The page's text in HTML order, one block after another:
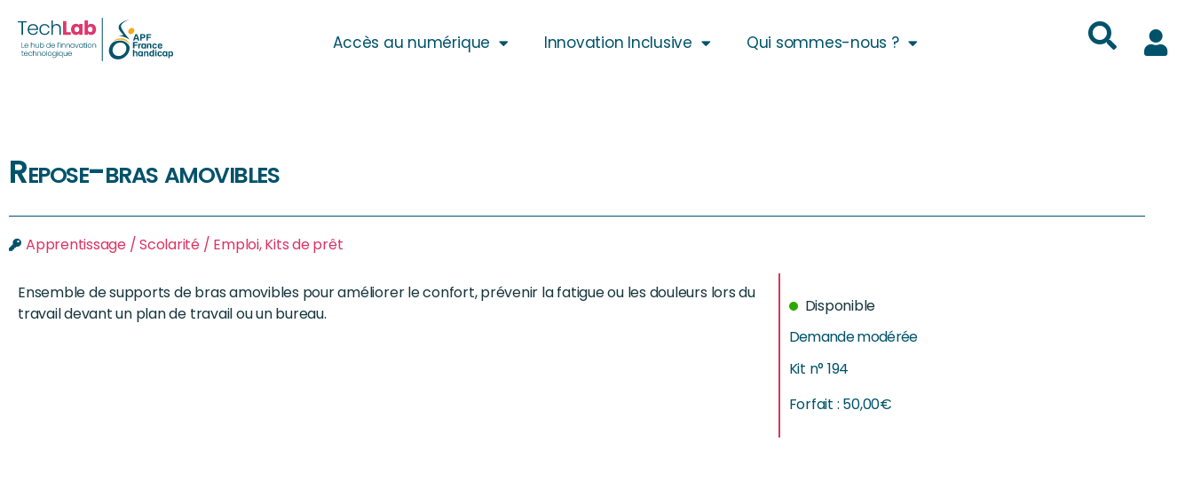
Accès au numérique Innovation Inclusive Qui sommes-nous ?
Repose-bras amovibles
Apprentissage / Scolarité / Emploi,Kits de prêt
Ensemble de supports de bras amovibles pour améliorer le confort, prévenir la fatigue ou les douleurs lors du
travail devant un plan de travail ou un bureau.
Disponible
Demande modérée
Kit n° 194
Forfait : 50,00€